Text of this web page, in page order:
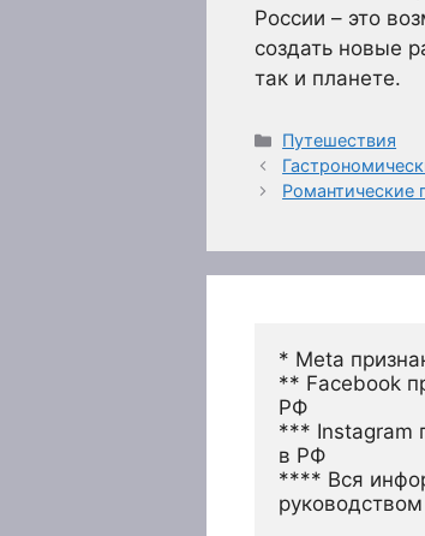
России – это
создать новые
так и планете.
Рубрики
Путешествия
Романтические
* Meta
** Facebook
РФ
*** Instagram
в РФ
**** Вся